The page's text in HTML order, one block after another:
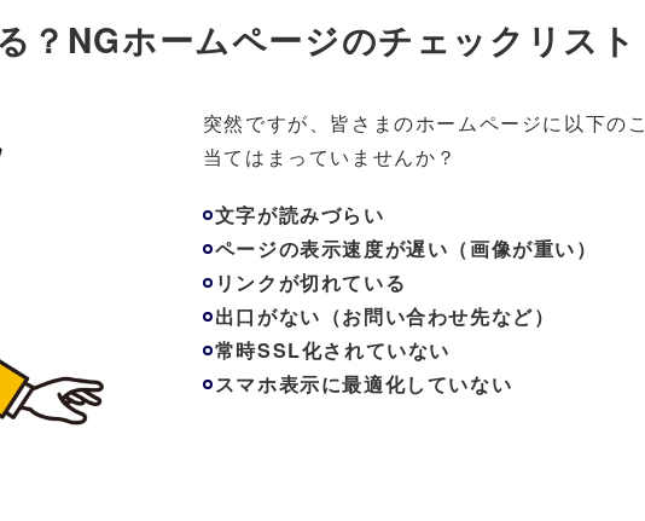
？NGホームページのチェックリスト
突然ですが、皆さまのホームページに以下の
当てはまっていませんか？
文字が読みづらい
ページの表示速度が遅い（画像が重い）
リンクが切れている
出口がない（お問い合わせ先など）
常時SSL化されていない
スマホ表示に最適化していない